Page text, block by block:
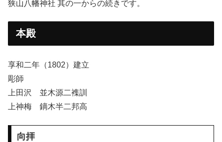
狭山八幡神社 其の一からの続きです。
本殿
享和二年（1802）建立
彫師
上田沢 並木源二襍訓
上神梅 鏑木半二邦高
向拝